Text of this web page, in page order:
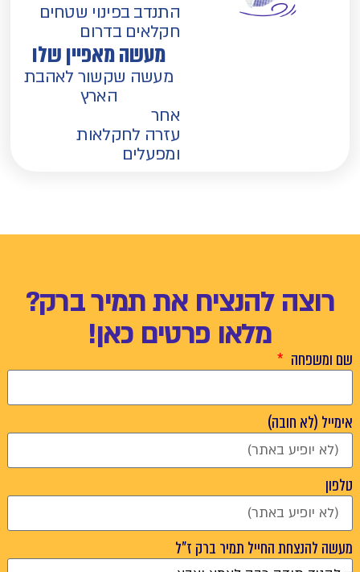
התנדב בפינוי שטחים
חקלאים בדרום
מעשה מאפיין שלו
מעשה שקשור לאהבת
הארץ
אחר
עזרה לחקלאות
ומפעלים
רוצה להנציח את תמיר ברק?
מלאו פרטים כאן!
שם ומשפחה
אימייל (לא חובה)
טלפון
מעשה להנצחת החייל תמיר ברק ז"ל